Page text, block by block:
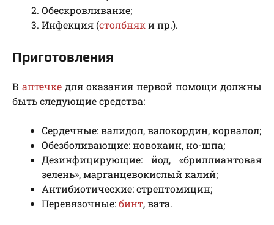
Обескровливание;
Инфекция (столбняк и пр.).
Приготовления
В аптечке для оказания первой помощи должны
быть следующие средства:
Сердечные: валидол, валокордин, корвалол;
Обезболивающие: новокаин, но-шпа;
Дезинфицирующие: йод, «бриллиантовая
зелень», марганцевокислый калий;
Антибиотические: стрептомицин;
Перевязочные:бинт, вата.